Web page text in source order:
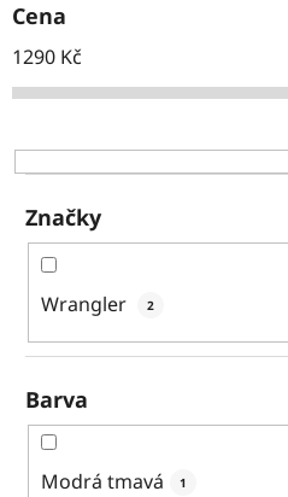
r
o
d
k
t
ů
Cena
1290 Kč
Značky
Wrangler 2
Barva
Modrá tmavá 1